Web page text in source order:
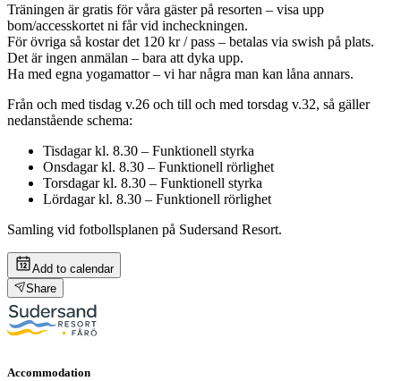
Träningen är gratis för våra gäster på resorten – visa upp
bom/accesskortet ni får vid incheckningen.
För övriga så kostar det 120 kr / pass – betalas via swish på plats.
Det är ingen anmälan – bara att dyka upp.
Ha med egna yogamattor – vi har några man kan låna annars.
Från och med tisdag v.26 och till och med torsdag v.32, så gäller
nedanstående schema:
Tisdagar kl. 8.30 – Funktionell styrka
Onsdagar kl. 8.30 – Funktionell rörlighet
Torsdagar kl. 8.30 – Funktionell styrka
Lördagar kl. 8.30 – Funktionell rörlighet
Samling vid fotbollsplanen på Sudersand Resort.
Add to calendar
Share
Accommodation